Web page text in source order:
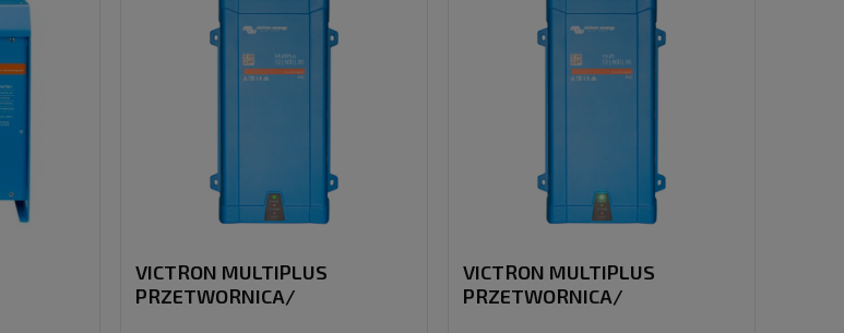
VICTRON MULTIPLUS
PRZETWORNICA/
VICTRON MULTIPLUS
PRZETWORNICA/